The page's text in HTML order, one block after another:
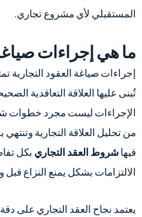
المستقبلي لأي مشروع تجاري.
ما هي إجراءات
إجراءات صياغة العقود التجارية
تُبنى عليها العلاقة التعاقدية
الإجراءات ليست مجرد خطوات
من تحليل العلاقة التجارية وتنتهي
فيهاشروط العقد التجاري بكل
الالتزامات بشكل يمنع النزاع قبل
يعتمد نجاح العقد التجاري على